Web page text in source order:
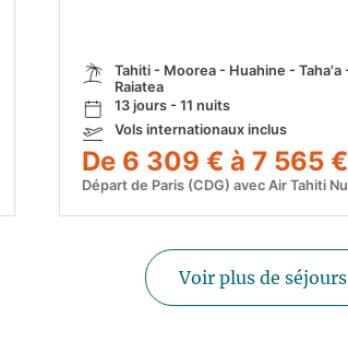
Tahiti - Moorea - Huahine - Taha'a
Raiatea
13 jours - 11 nuits
Vols internationaux inclus
De 6 309 € à 7 565
Départ de Paris (CDG) avec Air Tahiti
Voir plus de séjours